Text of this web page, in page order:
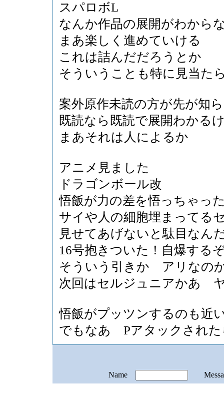
スパロボL
なんか作品の展開がわから
まあ楽しく進めていける
これは詰んだだろうとか
そういうことも特に見当た
案外原作未読の方が先が知
既読なら既読で展開わかる
まあそれは人によるか
アニメ見ました
ドラゴンボール改
悟飯が力の差を悟っちゃっ
サイや人の細胞埋まってる
見せてあげないと駄目なん
16号抱きついた！自爆する
そういう引きか アリなの
次回はセルジュニアかあ
悟飯がプッツンするのも近
でもなあ Pアタックされた
Name